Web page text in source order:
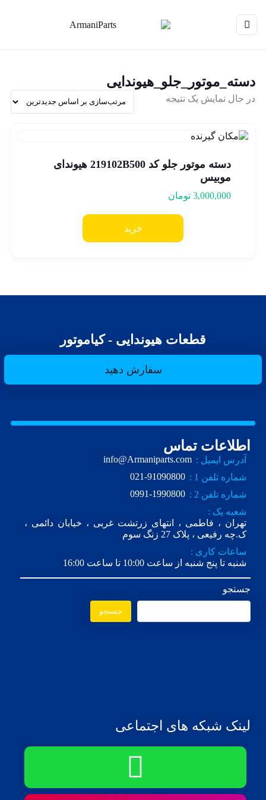
دسته_موتور_جلو_هیوندایی
در حال نمایش یک نتیجه
دسته موتور جلو کد 219102B500 هیوندای
موبیس
3,000,000 تومان
خرید
قطعات هیوندایی - کیاموتور
سفارش دهید
اطلاعات تماس
آدرس ایمیل : info@Armaniparts.com
شماره تلفن 1 :
021-91090800
شماره تلفن 2 :
0991-1990800
شعبه یک :
تهران ، فاطمی ، انتهای زرتشت غربی ، خیابان دائمی ،
ک.چه رفیعی ، پلاک 27 زنگ سوم
ساعات کاری :
شنبه تا پنج شنبه از ساعت 10:00 تا ساعت 16:00
جستجو
جستجو
لینک شبکه های اجتماعی